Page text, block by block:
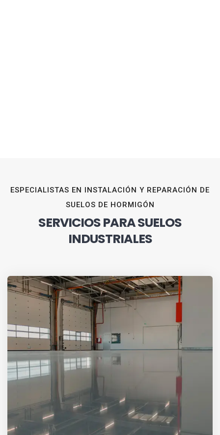
ESPECIALISTAS EN INSTALACIÓN Y REPARACIÓN DE
SUELOS DE HORMIGÓN
SERVICIOS PARA SUELOS
INDUSTRIALES